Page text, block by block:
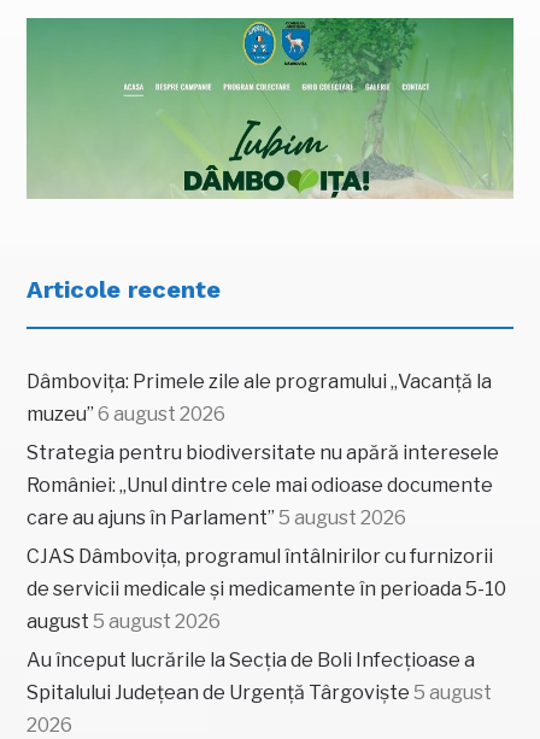
Articole recente
Dâmbovița: Primele zile ale programului „Vacanță la
muzeu” 6 august 2026
Strategia pentru biodiversitate nu apără interesele
României: „Unul dintre cele mai odioase documente
care au ajuns în Parlament” 5 august 2026
CJAS Dâmbovița, programul întâlnirilor cu furnizorii
de servicii medicale și medicamente în perioada 5-10
august 5 august 2026
Au început lucrările la Secția de Boli Infecțioase a
Spitalului Județean de Urgență Târgoviște 5 august
2026